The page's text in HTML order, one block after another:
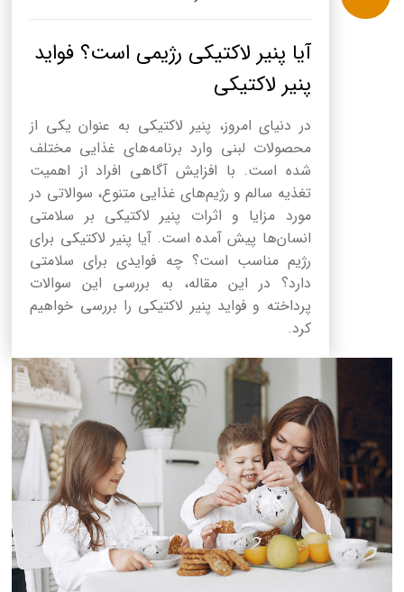
آیا پنیر لاکتیکی رژیمی است؟ فواید
پنیر لاکتیکی
در دنیای امروز، پنیر لاکتیکی به عنوان یکی از
محصولات لبنی وارد برنامه‌های غذایی مختلف
شده است. با افزایش آگاهی افراد از اهمیت
تغذیه سالم و رژیم‌های غذایی متنوع، سوالاتی در
مورد مزایا و اثرات پنیر لاکتیکی بر سلامتی
انسان‌ها پیش آمده است. آیا پنیر لاکتیکی برای
رژیم مناسب است؟ چه فوایدی برای سلامتی
دارد؟ در این مقاله، به بررسی این سوالات
پرداخته و فواید پنیر لاکتیکی را بررسی خواهیم
کرد.